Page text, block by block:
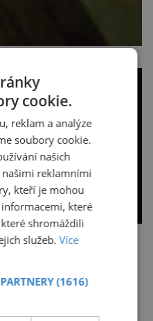
X
cookie.
reklam a analýze
soubory cookie.
našich
reklamními
kteří je mohou
které
shromáždili
služeb.Více
(1616)